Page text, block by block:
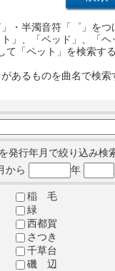
・半濁音符「゜」を
」、「ベッド」、「
て「ペット」を検索
あるものを曲名で検
発行年月で絞り込み検
から 年
稲 毛
緑
西都賀
さつき
千草台
磯 辺